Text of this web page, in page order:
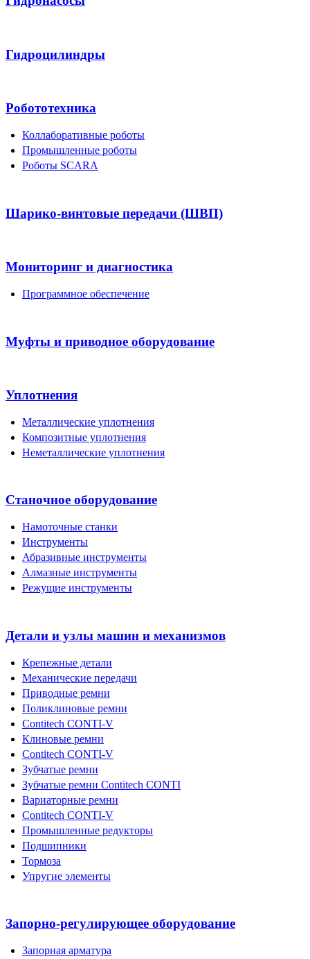
Гидроцилиндры
Робототехника
Коллаборативные роботы
Промышленные роботы
Роботы SCARA
Шарико-винтовые передачи (ШВП)
Мониторинг и диагностика
Программное обеспечение
Муфты и приводное оборудование
Уплотнения
Металлические уплотнения
Композитные уплотнения
Неметаллические уплотнения
Станочное оборудование
Намоточные станки
Инструменты
Абразивные инструменты
Алмазные инструменты
Режущие инструменты
Детали и узлы машин и механизмов
Крепежные детали
Механические передачи
Приводные ремни
Поликлиновые ремни
Contitech CONTI-V
Клиновые ремни
Contitech CONTI-V
Зубчатые ремни
Зубчатые ремни Contitech CONTI
Вариаторные ремни
Contitech CONTI-V
Промышленные редукторы
Подшипники
Тормоза
Упругие элементы
Запорно-регулирующее оборудование
Запорная арматура